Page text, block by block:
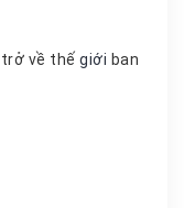
Sau khi thành công thành nhiệm vụ, trở về thế giới ban